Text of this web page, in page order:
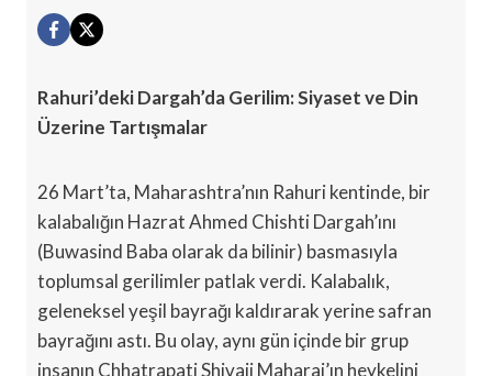
Rahuri’deki Dargah’da Gerilim: Siyaset ve Din
Üzerine Tartışmalar
26 Mart’ta, Maharashtra’nın Rahuri kentinde, bir
kalabalığın Hazrat Ahmed Chishti Dargah’ını
(Buwasind Baba olarak da bilinir) basmasıyla
toplumsal gerilimler patlak verdi. Kalabalık,
geleneksel yeşil bayrağı kaldırarak yerine safran
bayrağını astı. Bu olay, aynı gün içinde bir grup
insanın Chhatrapati Shivaji Maharaj’ın heykelini